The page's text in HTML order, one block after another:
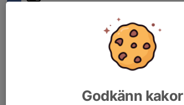
Godkänn kakor